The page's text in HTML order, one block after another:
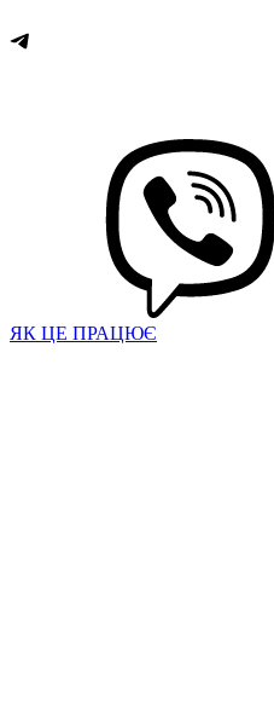
ЯК ЦЕ ПРАЦЮЄ